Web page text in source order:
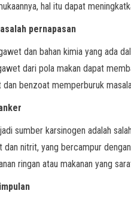
hal itu dapat
pernapasan
dan bahan kimia yang ada
dari pola makan dapat
dan benzoat memperburuk
sumber karsinogen adalah
dan nitrit, yang bercampur
ringan atau makanan yang